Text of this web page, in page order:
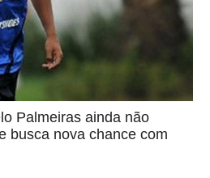
Palmeiras ainda não
busca nova chance com